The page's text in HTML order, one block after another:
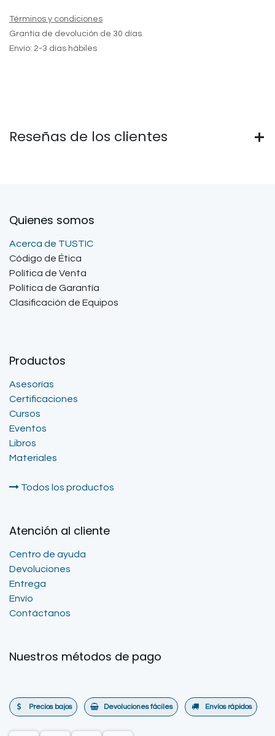
Términos y condiciones
Grantía de devolución de 30 días
Envío: 2-3 días hábiles
Reseñas de los clientes
Quienes somos
Acerca de TUSTIC
Código de Ética
Política de Venta
Política de Garantía
Clasificación de Equipos
Productos
Asesorías
Certificaciones
Cursos
Eventos
Libros
Materiales
Todos los productos
Atención al cliente
Centro de ayuda
Devoluciones
Entrega
Envío
Contáctanos
Nuestros métodos de pago
Precios bajos Devoluciones fáciles Envíos rápidos